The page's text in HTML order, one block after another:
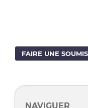
FAIRE UNE
NAVIGUER